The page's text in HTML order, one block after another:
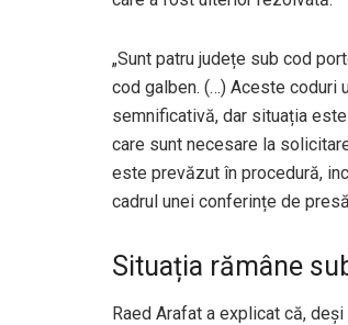
„Sunt patru județe sub cod
cod galben. (…) Aceste coduri
semnificativă, dar situația
care sunt necesare la
este prevăzut în procedură,
cadrul unei conferințe de
Situația rămâne
Raed Arafat a explicat că,